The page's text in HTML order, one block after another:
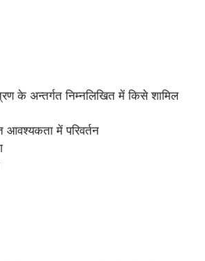
के अन्तर्गत निम्नलिखित में किसे शामिल
आवश्यकता में परिवर्तन